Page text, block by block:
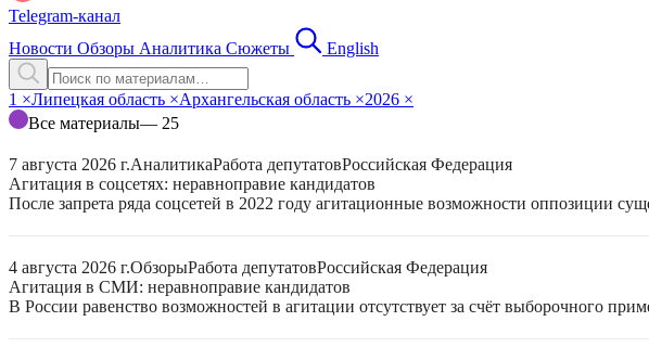
Telegram-канал
Новости Обзоры Аналитика Сюжеты English
1 ×Липецкая область ×Архангельская область ×2026 ×
Все материалы— 25
7 августа 2026 г.АналитикаРабота депутатовРоссийская Федерация
Агитация в соцсетях: неравноправие кандидатов
После запрета ряда соцсетей в 2022 году агитационные возможности оппозиции
4 августа 2026 г.ОбзорыРабота депутатовРоссийская Федерация
Агитация в СМИ: неравноправие кандидатов
В России равенство возможностей в агитации отсутствует за счёт выборочного